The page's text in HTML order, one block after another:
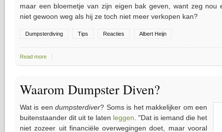
maar een bloemetje van zijn eigen bak geven, want zeg nou
niet gewoon weg als hij ze toch niet meer verkopen kan?
Dumpsterdiving Tips Reacties Albert Heijn
Read more
Waarom Dumpster Diven?
Wat is eendumpsterdiver? Soms is het makkelijker om een
buitenstaander dit uit te laten leggen. "Dat is iemand die het
niet zozeer uit financiële overwegingen doet, maar vooral